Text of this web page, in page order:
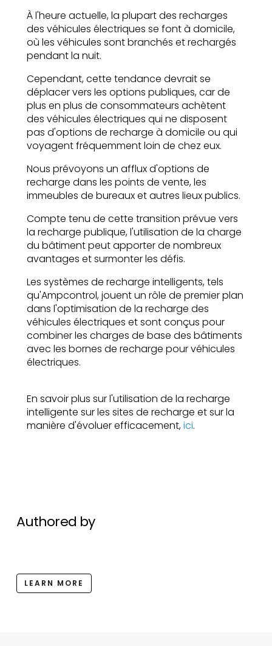
À l'heure actuelle, la plupart des recharges
des véhicules électriques se font à domicile,
où les véhicules sont branchés et rechargés
pendant la nuit.
Cependant, cette tendance devrait se
déplacer vers les options publiques, car de
plus en plus de consommateurs achètent
des véhicules électriques qui ne disposent
pas d'options de recharge à domicile ou qui
voyagent fréquemment loin de chez eux.
Nous prévoyons un afflux d'options de
recharge dans les points de vente, les
immeubles de bureaux et autres lieux publics.
Compte tenu de cette transition prévue vers
la recharge publique, l'utilisation de la charge
du bâtiment peut apporter de nombreux
avantages et surmonter les défis.
Les systèmes de recharge intelligents, tels
qu'Ampcontrol, jouent un rôle de premier plan
dans l'optimisation de la recharge des
véhicules électriques et sont conçus pour
combiner les charges de base des bâtiments
avec les bornes de recharge pour véhicules
électriques.
En savoir plus sur l'utilisation de la recharge
intelligente sur les sites de recharge et sur la
manière d'évoluer efficacement,ici.
Authored by
LEARN MORE